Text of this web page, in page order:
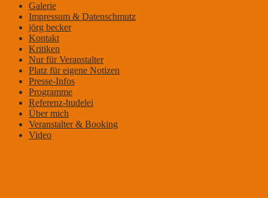
Galerie
Impressum & Datenschmutz
jörg becker
Kontakt
Kritiken
Nur für Veranstalter
Platz für eigene Notizen
Presse-Infos
Programme
Referenz-hudelei
Über mich
Veranstalter & Booking
Video